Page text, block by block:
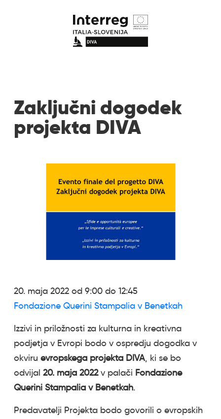
Zaključni dogodek
projekta DIVA
20. maja 2022 od 9:00 do 12:45
Fondazione Querini Stampalia v Benetkah
Izzivi in priložnosti za kulturna in kreativna
podjetja v Evropi bodo v ospredju dogodka v
okviru evropskega projekta DIVA, ki se bo
odvijal 20. maja 2022v palači Fondazione
Querini Stampalia v Benetkah.
Predavatelji Projekta bodo govorili o evropskih